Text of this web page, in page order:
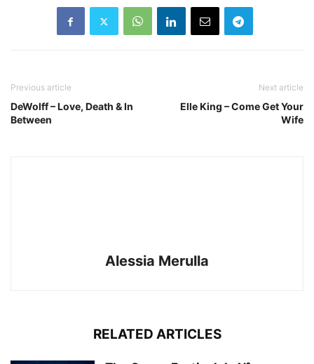
Previous article
DeWolff – Love, Death & In
Between
Next article
Elle King – Come Get Your
Wife
Alessia Merulla
RELATED ARTICLES